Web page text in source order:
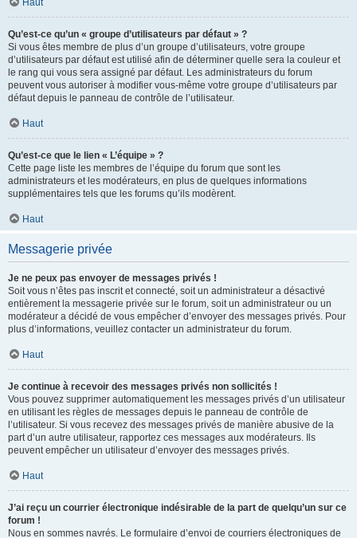
Haut
Qu’est-ce qu’un « groupe d’utilisateurs par défaut » ?
Si vous êtes membre de plus d’un groupe d’utilisateurs, votre groupe
d’utilisateurs par défaut est utilisé afin de déterminer quelle sera la couleur et
le rang qui vous sera assigné par défaut. Les administrateurs du forum
peuvent vous autoriser à modifier vous-même votre groupe d’utilisateurs par
défaut depuis le panneau de contrôle de l’utilisateur.
Haut
Qu’est-ce que le lien « L’équipe » ?
Cette page liste les membres de l’équipe du forum que sont les
administrateurs et les modérateurs, en plus de quelques informations
supplémentaires tels que les forums qu’ils modèrent.
Haut
Messagerie privée
Je ne peux pas envoyer de messages privés !
Soit vous n’êtes pas inscrit et connecté, soit un administrateur a désactivé
entièrement la messagerie privée sur le forum, soit un administrateur ou un
modérateur a décidé de vous empêcher d’envoyer des messages privés. Pour
plus d’informations, veuillez contacter un administrateur du forum.
Haut
Je continue à recevoir des messages privés non sollicités !
Vous pouvez supprimer automatiquement les messages privés d’un utilisateur
en utilisant les règles de messages depuis le panneau de contrôle de
l’utilisateur. Si vous recevez des messages privés de manière abusive de la
part d’un autre utilisateur, rapportez ces messages aux modérateurs. Ils
peuvent empêcher un utilisateur d’envoyer des messages privés.
Haut
J’ai reçu un courrier électronique indésirable de la part de quelqu’un sur ce
forum !
Nous en sommes navrés. Le formulaire d’envoi de courriers électroniques de